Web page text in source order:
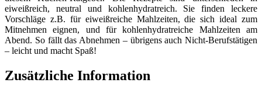
eiweißreich, neutral und kohlenhydratreich. Sie finden leckere
Vorschläge z.B. für eiweißreiche Mahlzeiten, die sich ideal zum
Mitnehmen eignen, und für kohlenhydratreiche Mahlzeiten am
Abend. So fällt das Abnehmen – übrigens auch Nicht-Berufstätigen
– leicht und macht Spaß!
Zusätzliche Information